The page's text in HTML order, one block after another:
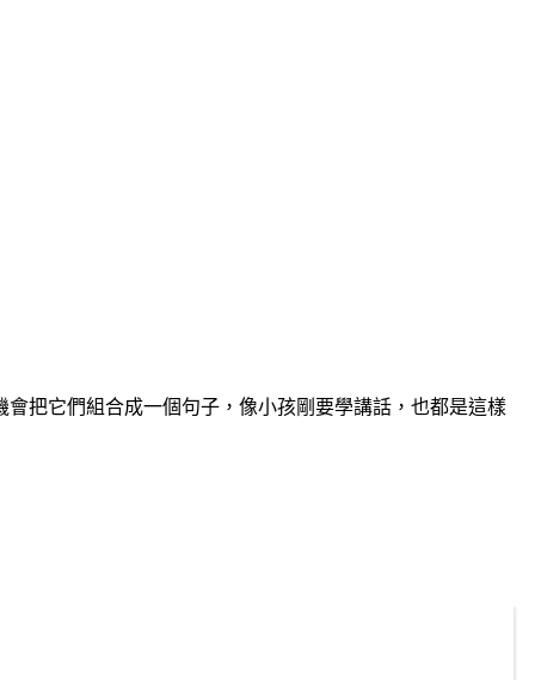
把它們組合成一個句子，像小孩剛要學講話，也都是這樣